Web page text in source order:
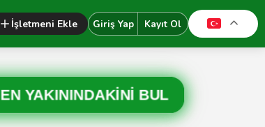
İşletmeni Ekle Giriş Yap Kayıt Ol
EN YAKININDAKİNİ BUL